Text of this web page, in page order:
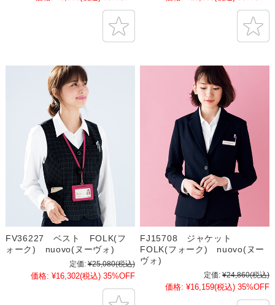
FV36227 ベスト FOLK(フ
ォーク) nuovo(ヌーヴォ)
定価: ¥25,080(税込)
価格: ¥16,302(税込) 35%OFF
FJ15708 ジャケット
FOLK(フォーク) nuovo(ヌー
ヴォ)
定価: ¥24,860(税込)
価格: ¥16,159(税込) 35%OFF